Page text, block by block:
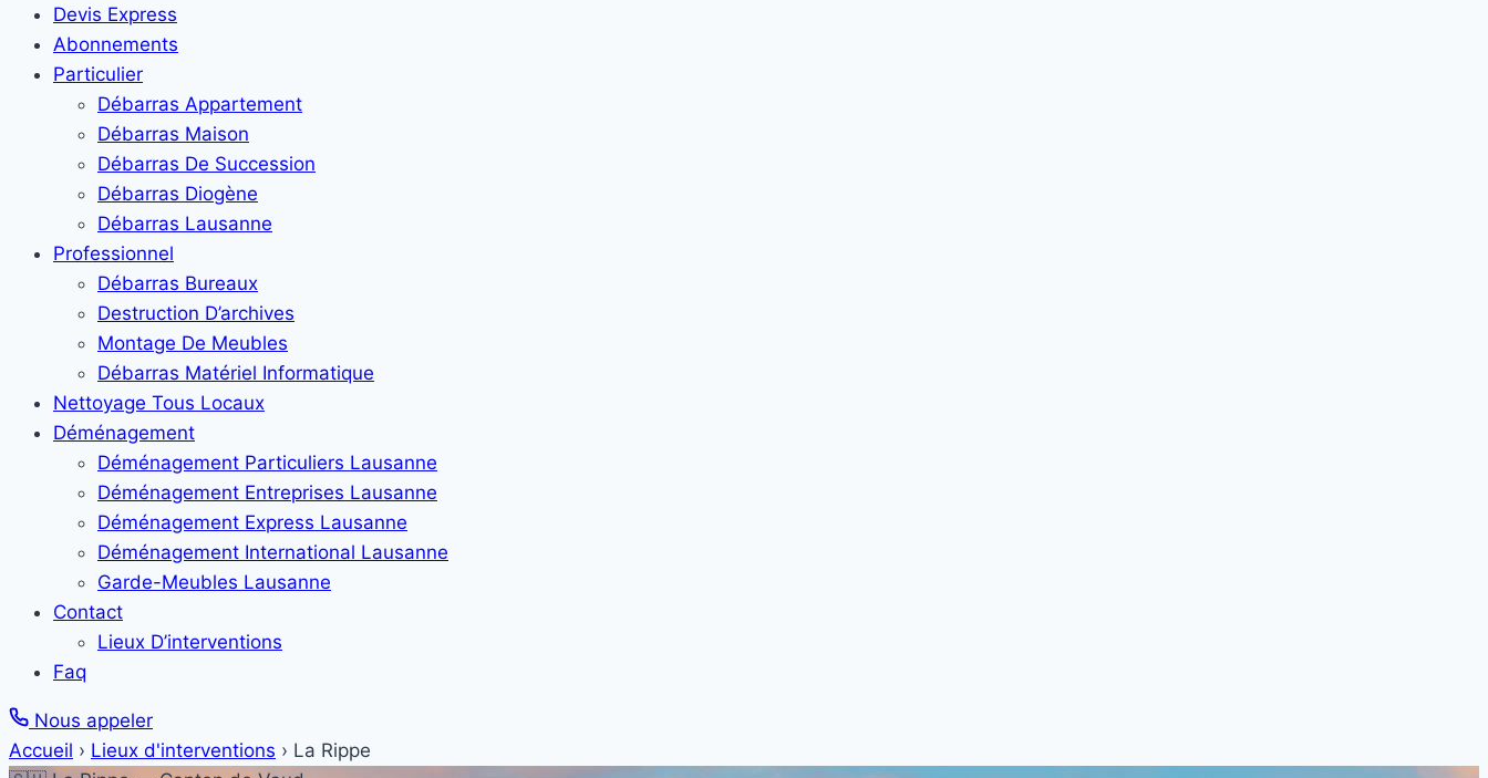
Devis Express
Abonnements
Particulier
Débarras Appartement
Débarras Maison
Débarras De Succession
Débarras Diogène
Débarras Lausanne
Professionnel
Débarras Bureaux
Destruction D’archives
Montage De Meubles
Débarras Matériel Informatique
Nettoyage Tous Locaux
Déménagement
Déménagement Particuliers Lausanne
Déménagement Entreprises Lausanne
Déménagement Express Lausanne
Déménagement International Lausanne
Garde-Meubles Lausanne
Contact
Lieux D’interventions
Faq
Nous appeler
Accueil › Lieux d'interventions › La Rippe